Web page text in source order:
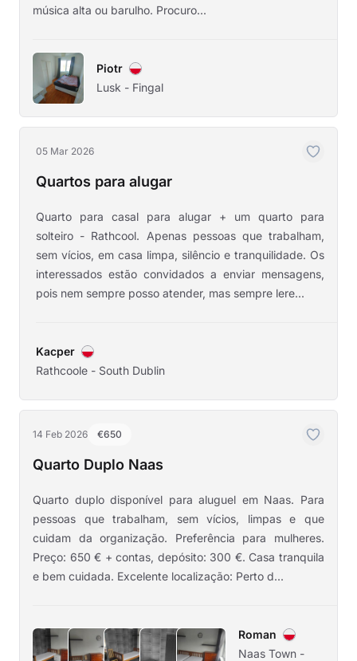
música alta ou barulho. Procuro...
Piotr
Lusk - Fingal
05 Mar 2026
Quartos para alugar
Quarto para casal para alugar + um quarto para
solteiro - Rathcool. Apenas pessoas que trabalham,
sem vícios, em casa limpa, silêncio e tranquilidade. Os
interessados estão convidados a enviar mensagens,
pois nem sempre posso atender, mas sempre lere...
Kacper
Rathcoole - South Dublin
14 Feb 2026 €650
Quarto Duplo Naas
Quarto duplo disponível para aluguel em Naas. Para
pessoas que trabalham, sem vícios, limpas e que
cuidam da organização. Preferência para mulheres.
Preço: 650 € + contas, depósito: 300 €. Casa tranquila
e bem cuidada. Excelente localização: Perto d...
Roman
Naas Town -